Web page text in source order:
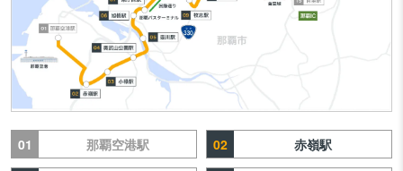
01 那覇空港駅 02 赤嶺駅